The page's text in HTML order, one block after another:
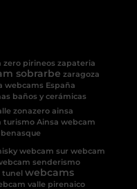
zero pirineos zapateria
sobrarbe zaragoza
webcams España
baños y cerámicas
zonazero ainsa
turismo Ainsa webcam
webcam sur webcam
senderismo
webcams
valle pirenaico